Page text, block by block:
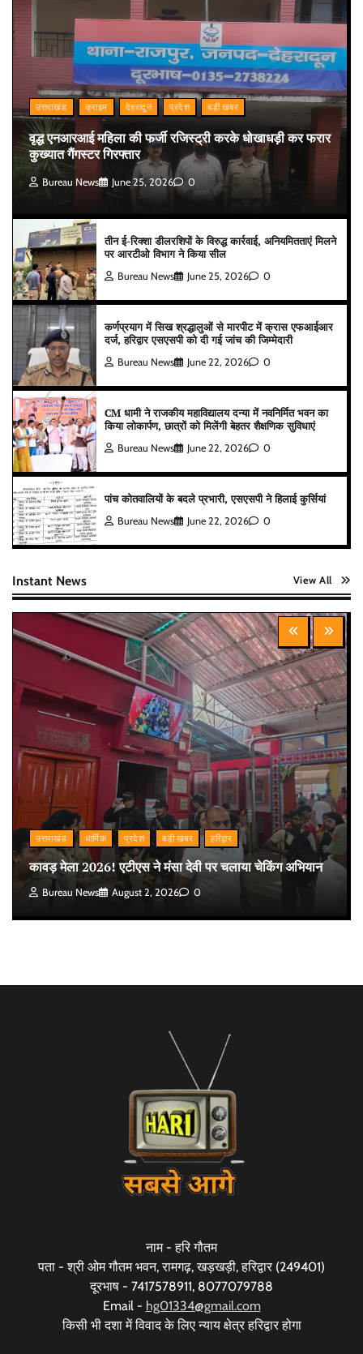
उत्तराखंड क्राइम देहरादून प्रदेश बड़ी खबर
वृद्ध एनआरआई महिला की फर्जी रजिस्ट्री करके धोखाधड़ी कर फरार
कुख्यात गैंगस्टर गिरफ्तार
Bureau News June 25, 2026 0
तीन ई-रिक्शा डीलरशिपों के विरुद्ध कार्रवाई, अनियमितताएं मिलने
पर आरटीओ विभाग ने किया सील
Bureau News June 25, 2026 0
कर्णप्रयाग में सिख श्रद्धालुओं से मारपीट में क्रास एफआईआर
दर्ज, हरिद्वार एसएसपी को दी गई जांच की जिम्मेदारी
Bureau News June 22, 2026 0
CM धामी ने राजकीय महाविद्यालय दन्या में नवनिर्मित भवन का
किया लोकार्पण, छात्रों को मिलेंगी बेहतर शैक्षणिक सुविधाएं
Bureau News June 22, 2026 0
पांच कोतवालियों के बदले प्रभारी, एसएसपी ने हिलाई कुर्सियां
Bureau News June 22, 2026 0
Instant News View All
उत्तराखंड धार्मिक प्रदेश बड़ी खबर हरिद्वार
कावड़ मेला 2026! एटीएस ने मंसा देवी पर चलाया चेकिंग अभियान
Bureau News August 2, 2026 0
नाम - हरि गौतम
पता - श्री ओम गौतम भवन, रामगढ़, खड़खड़ी, हरिद्वार (249401)
दूरभाष - 7417578911, 8077079788
Email - hg01334@gmail.com
किसी भी दशा में विवाद के लिए न्याय क्षेत्र हरिद्वार होगा